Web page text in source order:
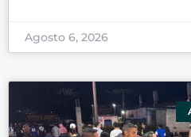
Agosto 6, 2026